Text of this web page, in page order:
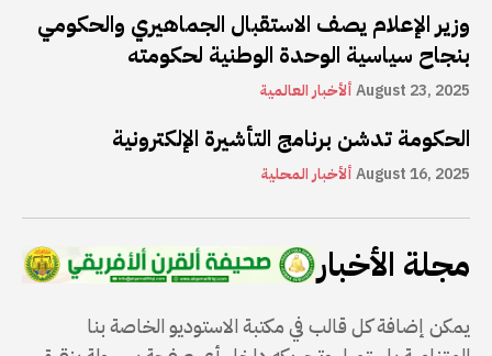
وزير الإعلام يصف الاستقبال الجماهيري والحكومي
بنجاح سياسية الوحدة الوطنية لحكومته
ألأخبار العالميةAugust 23, 2025
الحكومة تدشن برنامج التأشيرة الإلكترونية
ألأخبار المحليةAugust 16, 2025
مجلة الأخبار
يمكن إضافة كل قالب في مكتبة الاستوديو الخاصة بنا